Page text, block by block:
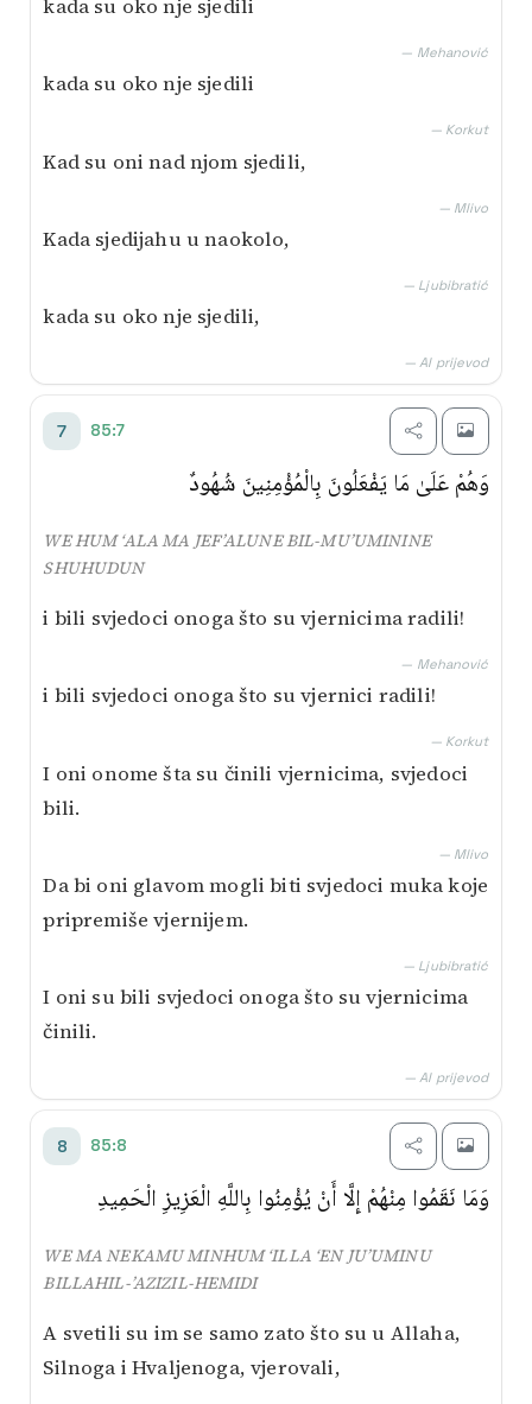
kada su oko nje sjedili
— Mehanović
kada su oko nje sjedili
— Korkut
Kad su oni nad njom sjedili,
— Mlivo
Kada sjedijahu u naokolo,
— Ljubibratić
kada su oko nje sjedili,
— AI prijevod
7 85:7
وَهُمْ عَلَىٰ مَا يَفْعَلُونَ بِالْمُؤْمِنِينَ شُهُودٌ
WE HUM ‘ALA MA JEF’ALUNE BIL-MU’UMININE
SHUHUDUN
i bili svjedoci onoga što su vjernicima radili!
— Mehanović
i bili svjedoci onoga što su vjernici radili!
— Korkut
I oni onome šta su činili vjernicima, svjedoci
bili.
— Mlivo
Da bi oni glavom mogli biti svjedoci muka koje
pripremiše vjernijem.
— Ljubibratić
I oni su bili svjedoci onoga što su vjernicima
činili.
— AI prijevod
8 85:8
وَمَا نَقَمُوا مِنْهُمْ إِلَّا أَنْ يُؤْمِنُوا بِاللَّهِ الْعَزِيزِ الْحَمِيدِ
WE MA NEKAMU MINHUM ‘ILLA ‘EN JU’UMINU
BILLAHIL-’AZIZIL-HEMIDI
A svetili su im se samo zato što su u Allaha,
Silnoga i Hvaljenoga, vjerovali,